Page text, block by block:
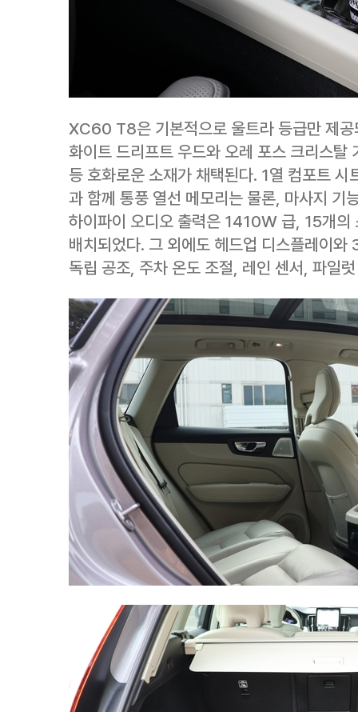
XC60 T8은 기본적으로 울트라 등급만 제
화이트 드리프트 우드와 오레 포스 크리스탈
등 호화로운 소재가 채택된다. 1열 컴포트
과 함께 통풍 열선 메모리는 물론, 마사지
하이파이 오디오 출력은 1410W 급, 15개의
배치되었다. 그 외에도 헤드업 디스플레이
독립 공조, 주차 온도 조절, 레인 센서, 파일